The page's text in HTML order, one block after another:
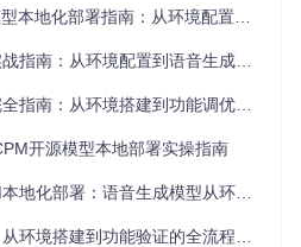
）
部署指南：从环境配置到语音合成全流程
南：从环境配置到语音生成全流程
：从环境搭建到功能调优的实战手册
开源模型本地部署实操指南
：语音生成模型从环境搭建到高级应用全指南
境搭建到功能验证的全流程指南